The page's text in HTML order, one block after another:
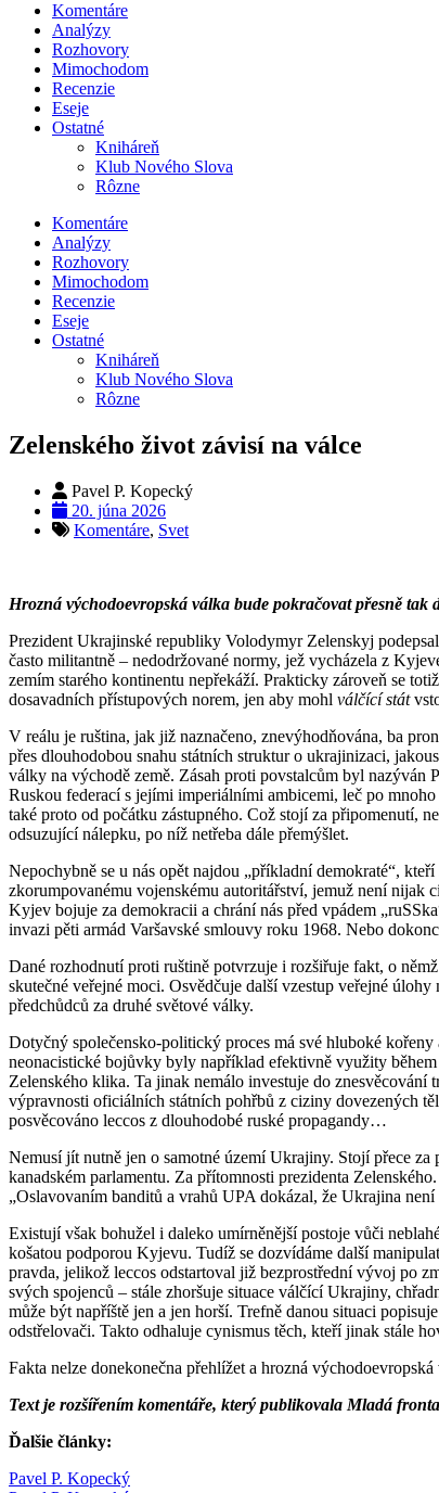
Komentáre
Analýzy
Rozhovory
Mimochodom
Recenzie
Eseje
Ostatné
Kniháreň
Klub Nového Slova
Rôzne
Komentáre
Analýzy
Rozhovory
Mimochodom
Recenzie
Eseje
Ostatné
Kniháreň
Klub Nového Slova
Rôzne
Zelenského život závisí na válce
Pavel P. Kopecký
20. júna 2026
Komentáre, Svet
Hrozná východoevropská válka bude pokračovat přesně
Prezident Ukrajinské republiky Volodymyr Zelenskyj
často militantně – nedodržované normy, jež vycházela z
zemím starého kontinentu nepřekáží. Prakticky zároveň se
dosavadních přístupových norem, jen aby mohl válčící stát
V reálu je ruština, jak již naznačeno, znevýhodňována, ba
přes dlouhodobou snahu státních struktur o ukrajinizaci,
války na východě země. Zásah proti povstalcům byl nazýván
Ruskou federací s jejími imperiálními ambicemi, leč po
také proto od počátku zástupného. Což stojí za připomenutí,
odsuzující nálepku, po níž netřeba dále přemýšlet.
Nepochybně se u nás opět najdou „příkladní demokraté“,
zkorumpovanému vojenskému autoritářství, jemuž není nijak
Kyjev bojuje za demokracii a chrání nás před vpádem
invazi pěti armád Varšavské smlouvy roku 1968. Nebo
Dané rozhodnutí proti ruštině potvrzuje i rozšiřuje fakt, o
skutečné veřejné moci. Osvědčuje další vzestup veřejné
předchůdců za druhé světové války.
Dotyčný společensko-politický proces má své hluboké
neonacistické bojůvky byly například efektivně využity
Zelenského klika. Ta jinak nemálo investuje do
výpravnosti oficiálních státních pohřbů z ciziny dovezených
posvěcováno leccos z dlouhodobé ruské propagandy…
Nemusí jít nutně jen o samotné území Ukrajiny. Stojí přece za
kanadském parlamentu. Za přítomnosti prezidenta
„Oslavovaním banditů a vrahů UPA dokázal, že Ukrajina
Existují však bohužel i daleko umírněnější postoje vůči
košatou podporou Kyjevu. Tudíž se dozvídáme další
pravda, jelikož leccos odstartoval již bezprostřední vývoj po
svých spojenců – stále zhoršuje situace válčící Ukrajiny,
může být napříště jen a jen horší. Trefně danou situaci
odstřelovači. Takto odhaluje cynismus těch, kteří jinak stále
Fakta nelze donekonečna přehlížet a hrozná
Text je rozšířením komentáře, který publikovala Mladá
Ďalšie články:
Pavel P. Kopecký